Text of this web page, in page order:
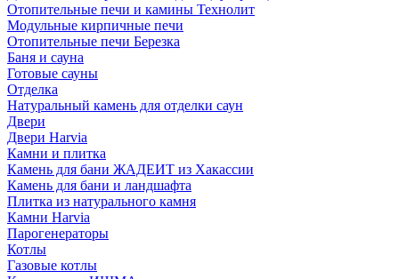
Отопительные печи и камины Технолит
Модульные кирпичные печи
Отопительные печи Березка
Баня и сауна
Готовые сауны
Отделка
Натуральный камень для отделки саун
Двери
Двери Harvia
Камни и плитка
Камень для бани ЖАДЕИТ из Хакассии
Камень для бани и ландшафта
Плитка из натурального камня
Камни Harvia
Парогенераторы
Котлы
Газовые котлы